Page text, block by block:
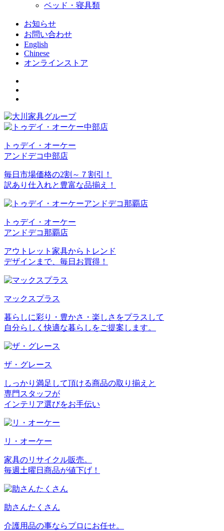
ベッド・寝具類
お知らせ
お問い合わせ
English
Chinese
オンラインストア
トゥデイ・オーケー
アンドデコ中部店
毎日市場価格の2割～７割引！
訳あり仕入れと豊富な品揃え！
トゥデイ・オーケー
アンドデコ那覇店
アウトレット家具からトレンド
デザインまで、毎日お買得！
マックスプラス
暮らしに彩り・豊かさ・楽しさをプラスして
自分らしく快適な暮らしをご提案します。
ザ・グレース
しっかり満足して頂ける商品の取り揃えと
専門スタッフが
インテリア選びをお手伝い
リ・オーケー
家具のリサイクル販売。
毎週土曜日商品が値下げ！
助さんたくさん
介護用品の事ならプロにお任せ。